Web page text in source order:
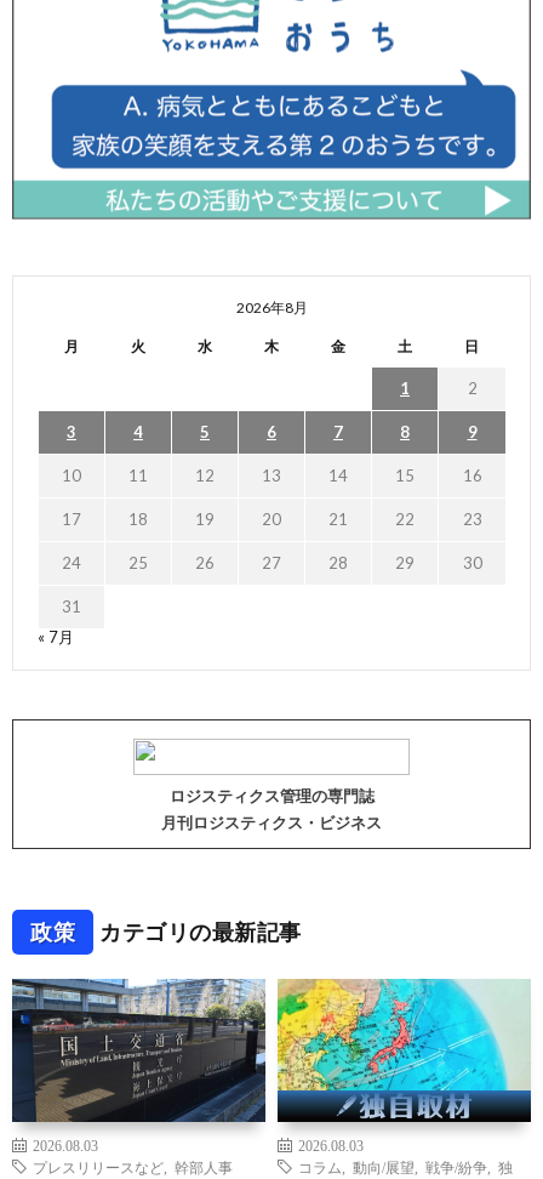
2026年8月
月 火 水 木 金 土 日
1 2
3 4 5 6 7 8 9
10 11 12 13 14 15 16
17 18 19 20 21 22 23
24 25 26 27 28 29 30
31
« 7月
ロジスティクス管理の専門誌
月刊ロジスティクス・ビジネス
政策 カテゴリの最新記事
2026.08.03
プレスリリースなど
幹部人事
2026.08.03
コラム
動向/展望 戦争/紛争
独